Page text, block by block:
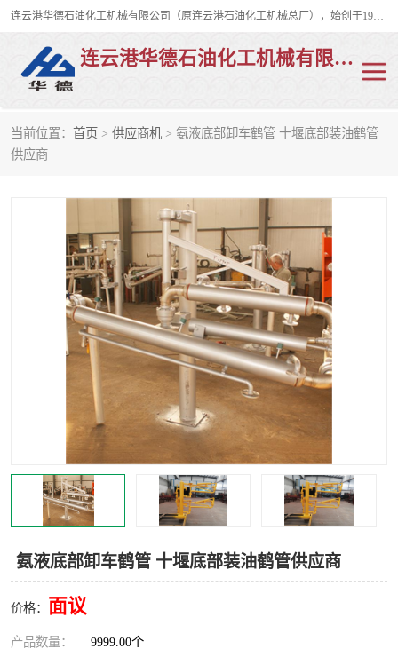
连云港华德石油化工机械有限公司（原连云港石油化工机械总厂），始创于1982年，是从事码头船用流体装卸臂、陆用流体装卸臂（鹤管）、活动梯、钢构平台、定量装车系统等全系列流体装卸设备的设计、制造、销售以及服务的专业供应商。
连云港华德石油化工机械有限公司
当前位置： 首页 > 供应商机 > 氨液底部卸车鹤管 十堰底部装油鹤管
供应商
氨液底部卸车鹤管 十堰底部装油鹤管供应商
价格： 面议
产品数量： 9999.00个
陆用流体装卸臂
液氨鹤管 液氯鹤管
LNG鹤管 活动梯
平台栈桥 卸车鹤管
装车鹤管 输油臂
紧急脱离干式接头 火车鹤管
顶部鹤管
底部鹤管 低温鹤管
浮动出油装置 鹤管